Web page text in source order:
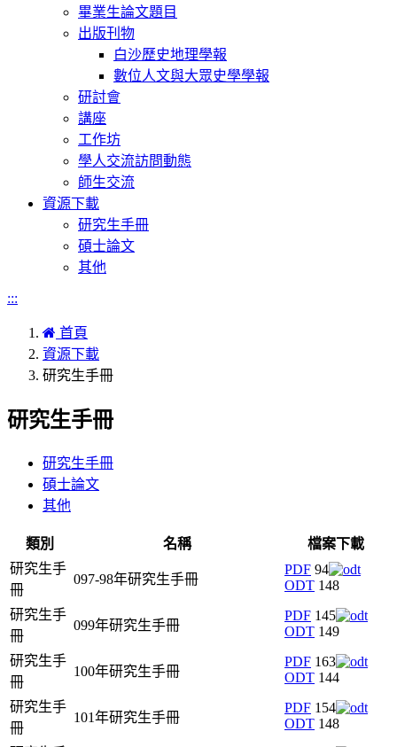
畢業生論文題目
出版刊物
白沙歷史地理學報
數位人文與大眾史學學報
研討會
講座
工作坊
學人交流訪問動態
師生交流
資源下載
研究生手冊
碩士論文
其他
:::
首頁
資源下載
研究生手冊
研究生手冊
研究生手冊
碩士論文
其他
類別 名稱
檔案下載
研究生手
冊
097-98年研究生手冊
PDF 94
ODT 148
研究生手
冊
099年研究生手冊
PDF 145
ODT 149
研究生手
冊
100年研究生手冊
PDF 163
ODT 144
研究生手
冊
101年研究生手冊
PDF 154
ODT 148